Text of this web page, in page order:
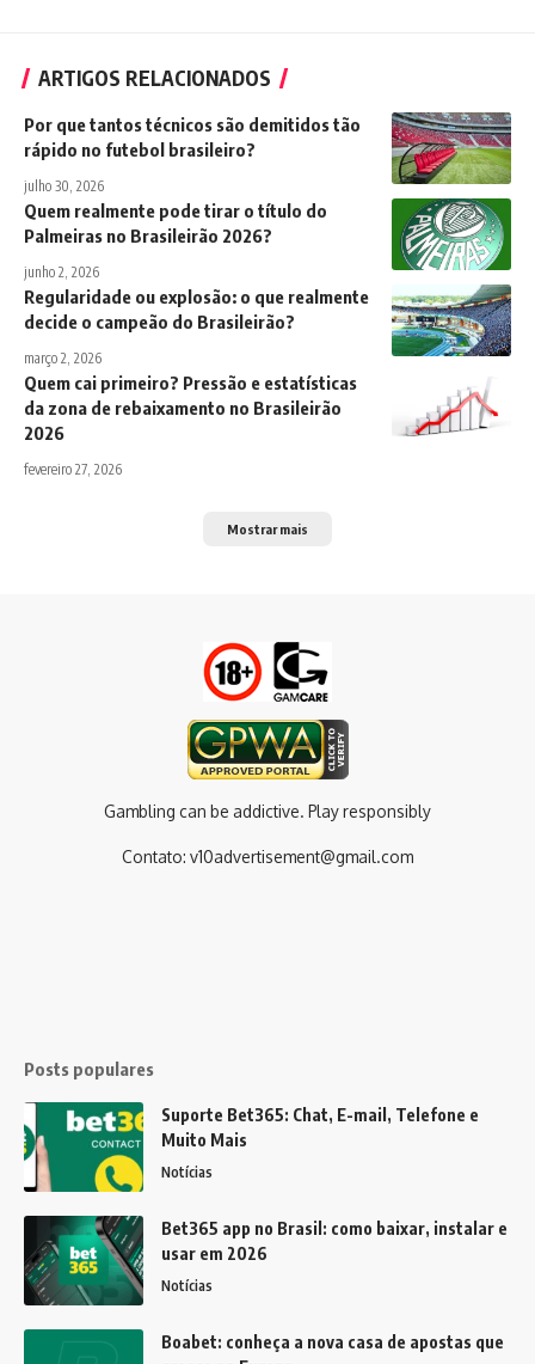
ARTIGOS RELACIONADOS
Por que tantos técnicos são demitidos tão
rápido no futebol brasileiro?
julho 30, 2026
Quem realmente pode tirar o título do
Palmeiras no Brasileirão 2026?
junho 2, 2026
Regularidade ou explosão: o que realmente
decide o campeão do Brasileirão?
março 2, 2026
Quem cai primeiro? Pressão e estatísticas
da zona de rebaixamento no Brasileirão
2026
fevereiro 27, 2026
Mostrar mais
Gambling can be addictive. Play responsibly
Contato: v10advertisement@gmail.com
Posts populares
Suporte Bet365: Chat, E-mail, Telefone e
Muito Mais
Notícias
Bet365 app no Brasil: como baixar, instalar e
usar em 2026
Notícias
Boabet: conheça a nova casa de apostas que